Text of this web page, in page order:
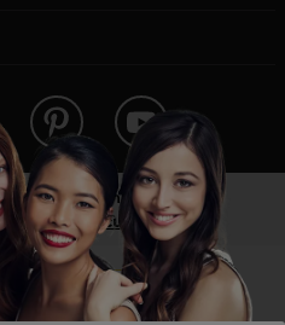
un professionnel ?
les particuliers!